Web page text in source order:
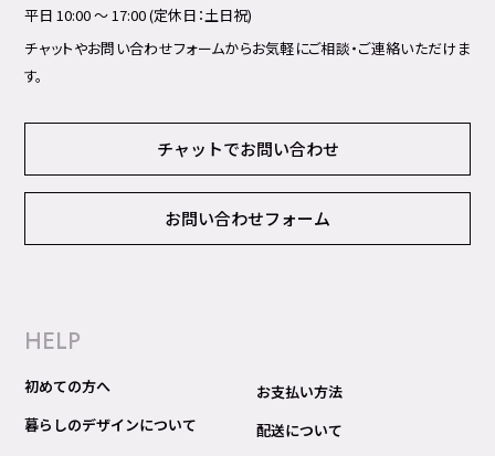
平日 10:00 ～ 17:00 (定休日：土日祝)
チャットやお問い合わせフォームからお気軽にご相談・ご連絡いただけま
す。
チャットでお問い合わせ
お問い合わせフォーム
HELP
初めての方へ
暮らしのデザインについて
お支払い方法
配送について